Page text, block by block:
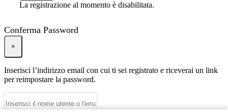
La registrazione al momento è disabilitata.
Conferma Password
×
Inserisci l’indirizzo email con cui ti sei registrato e riceverai un link
per reimpostare la password.